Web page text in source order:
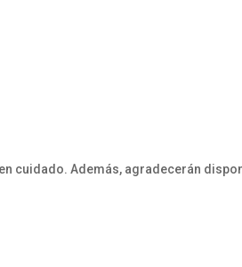
cuidado. Además, agradecerán